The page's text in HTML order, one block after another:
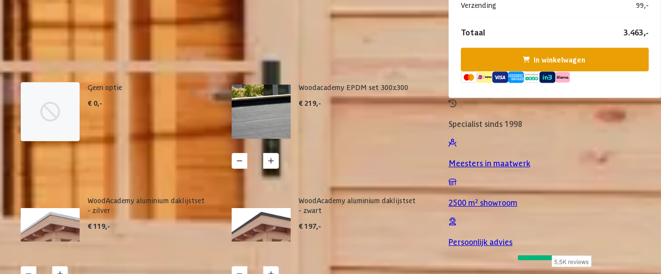
Dakbedekking
Maak je bestelling compleet met de bijpassende EPDM set en daklijsten. Via 'details' vind je meer informatie over het
Geen optie
€ 0,-
Woodacademy EPDM set 300x300
€ 219,-
WoodAcademy aluminium daklijstset
- zilver
€ 119,-
WoodAcademy aluminium daklijstset
- zwart
€ 197,-
Verzending
99,-
Totaal 3.463,-
In winkelwagen
Specialist sinds 1998
Meesters in maatwerk
2500 m² showroom
Persoonlijk advies